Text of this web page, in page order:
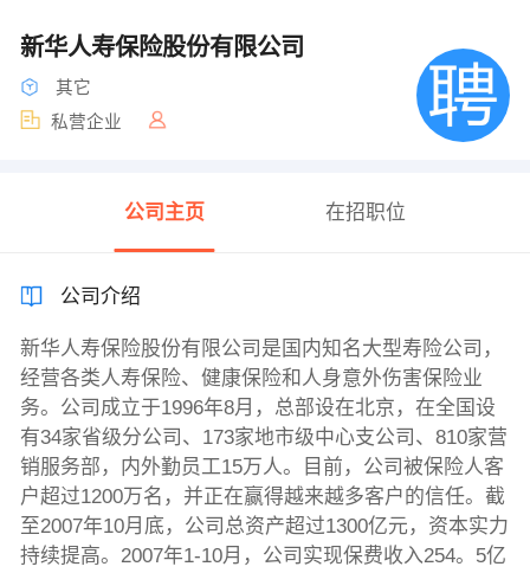
新华人寿保险股份有限公司
其它
私营企业
公司主页 在招职位
公司介绍
新华人寿保险股份有限公司是国内知名大型寿险公司，
经营各类人寿保险、健康保险和人身意外伤害保险业
务。公司成立于1996年8月，总部设在北京，在全国设
有34家省级分公司、173家地市级中心支公司、810家营
销服务部，内外勤员工15万人。目前，公司被保险人客
户超过1200万名，并正在赢得越来越多客户的信任。截
至2007年10月底，公司总资产超过1300亿元，资本实力
持续提高。2007年1-10月，公司实现保费收入254。5亿